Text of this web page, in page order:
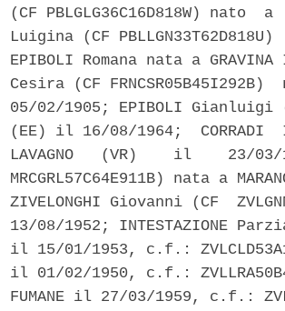
(CF PBLGLG36C16D818W)
Luigina (CF
EPIBOLI Romana nata a
Cesira (CF
05/02/1905; EPIBOLI Gianluigi
(EE) il 16/08/1964;  CORRADI
LAVAGNO   (VR)    il    23/
MRCGRL57C64E911B) nata a
ZIVELONGHI Giovanni (CF
13/08/1952; INTESTAZIONE
il 15/01/1953, c.f.:
il 01/02/1950, c.f.:
FUMANE il 27/03/1959, c.f.: